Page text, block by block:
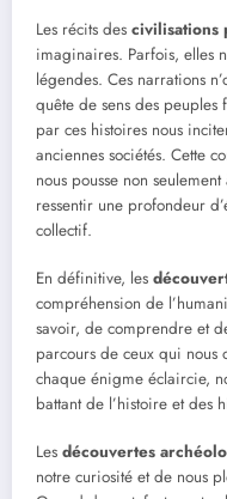
Les récits des civilisations
imaginaires. Parfois, elles
légendes. Ces narrations
quête de sens des peuples
par ces histoires nous
anciennes sociétés. Cette
nous pousse non
ressentir une profondeur
collectif.
En définitive, les
compréhension de
savoir, de comprendre et
parcours de ceux qui nous
chaque énigme éclaircie,
battant de l’histoire et des
Les découvertes
notre curiosité et de nous